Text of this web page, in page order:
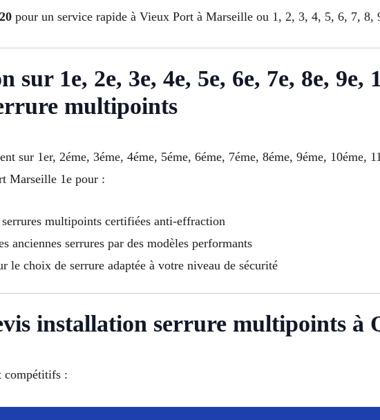
pour un service rapide à Vieux Port à Marseille ou 1, 2, 3, 4, 5, 6, 7, 8,
sur 1e, 2e, 3e, 4e, 5e, 6e, 7e, 8e, 9e,
multipoints
sur 1er, 2éme, 3éme, 4éme, 5éme, 6éme, 7éme, 8éme, 9éme, 10éme,
Marseille 1e pour :
multipoints certifiées anti-effraction
anciennes serrures par des modèles performants
le choix de serrure adaptée à votre niveau de sécurité
installation serrure multipoints à
compétitifs :